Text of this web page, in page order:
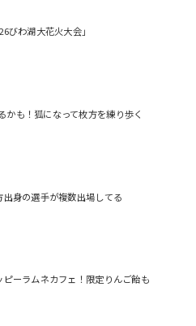
びわ湖大花火大会」
かも！狐になって枚方を練り歩く
出身の選手が複数出場してる
ピーラムネカフェ！限定りんご飴も